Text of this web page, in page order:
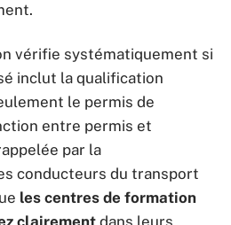
vérifie systématiquement si
inclut la qualification
le permis de
entre permis et
par la
conducteurs du transport
les centres de formation
clairement dans leurs